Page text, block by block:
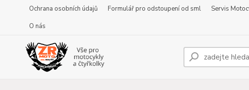
Ochrana osobních údajů Formulář pro odstoupení od sml Servis
O nás